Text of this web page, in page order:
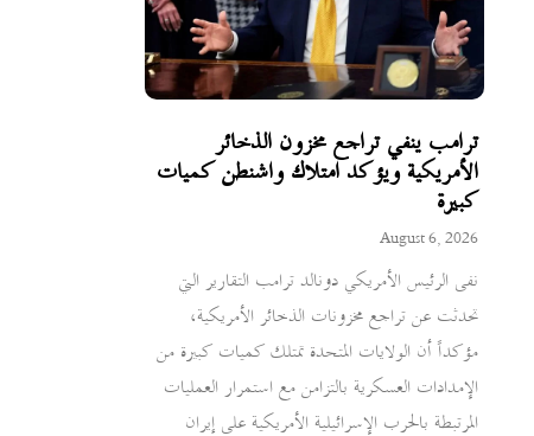
ترامب ينفي تراجع مخزون الذخائر
الأمريكية ويؤكد امتلاك واشنطن كميات
كبيرة
August 6, 2026
نفى الرئيس الأمريكي دونالد ترامب التقارير التي
تحدثت عن تراجع مخزونات الذخائر الأمريكية،
مؤكداً أن الولايات المتحدة تمتلك كميات كبيرة من
الإمدادات العسكرية بالتزامن مع استمرار العمليات
المرتبطة بالحرب الإسرائيلية الأمريكية على إيران